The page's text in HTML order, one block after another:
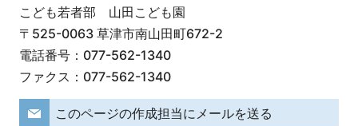
こども若者部 山田こども園
〒525-0063 草津市南山田町672-2
電話番号：077-562-1340
ファクス：077-562-1340
このページの作成担当にメールを送る